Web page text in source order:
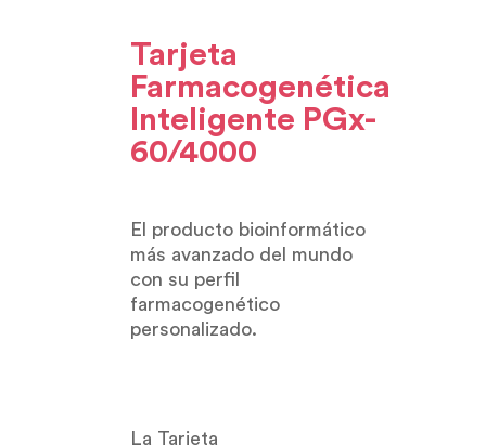
Tarjeta
Farmacogenética
Inteligente PGx-
60/4000
El producto bioinformático
más avanzado del mundo
con su perfil
farmacogenético
personalizado.
La Tarjeta